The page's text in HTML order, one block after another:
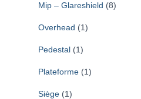
Mip – Glareshield (8)
Overhead (1)
Pedestal(1)
Plateforme(1)
Siège(1)